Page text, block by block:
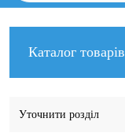
Каталог товарів
Уточнити розділ